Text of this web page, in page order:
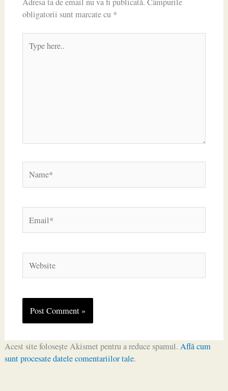
obligatorii sunt marcate cu *
here..
Acest site folosește Akismet pentru a reduce spamul. Află cum
sunt procesate datele comentariilor tale.